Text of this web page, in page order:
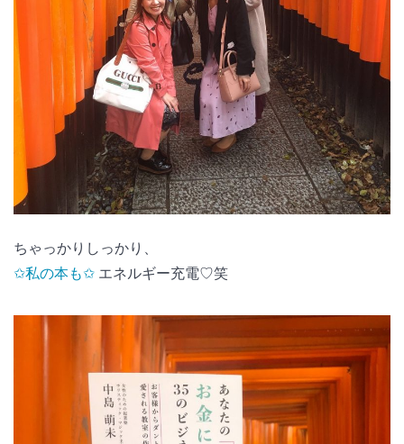
ちゃっかりしっかり、
✩私の本も✩ エネルギー充電♡笑